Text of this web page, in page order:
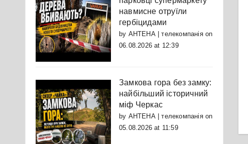
навмисне отруїли
гербіцидами
by АНТЕНА | телекомпаніяon
06.08.2026 at 12:39
Замкова гора без замку:
найбільший історичний
міф Черкас
by АНТЕНА | телекомпаніяon
05.08.2026 at 11:59